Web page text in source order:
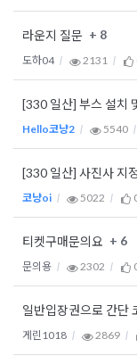
라운지 질문 + 8
도하04 2131
[330 일산] 부스 설치
Hello코냥2 5540
[330 일산] 사진사 지
코냥oi 5022
티켓구매문의요 + 6
문의용 2302
일반입장권으로 간단
게린1018 2869